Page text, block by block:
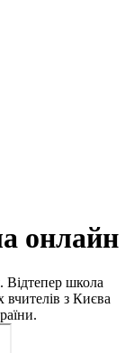
онлайн
Відтепер школа
з Києва